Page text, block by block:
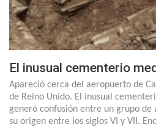
El inusual cementerio
Apareció cerca del aeropuerto de
de Reino Unido. El inusual
generó confusión entre un grupo de
su origen entre los siglos VI y VII.